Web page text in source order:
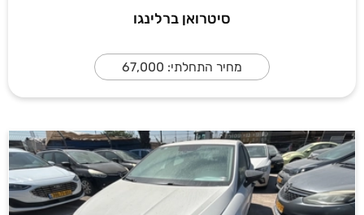
סיטרואן ברלינגו
מחיר התחלתי: 67,000